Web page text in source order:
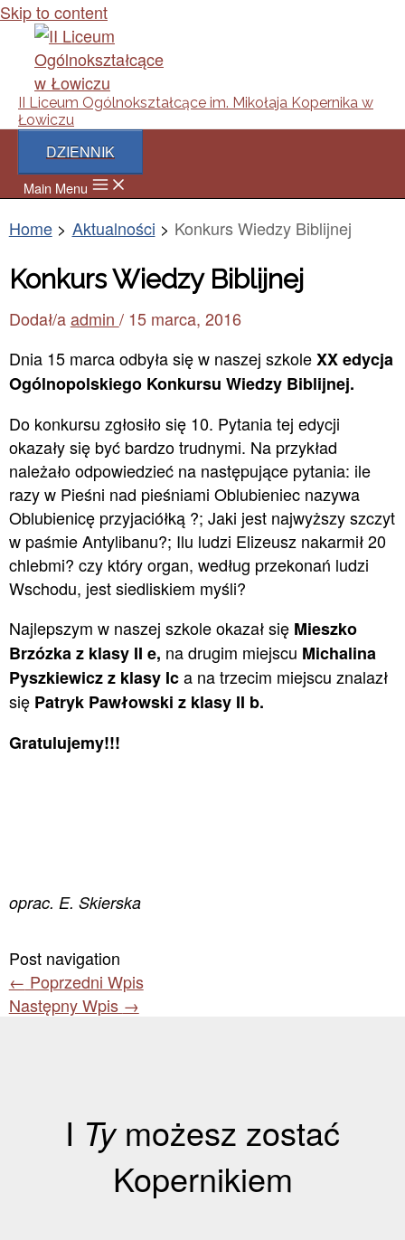
Skip to content
II Liceum Ogólnokształcące im. Mikołaja Kopernika w
Łowiczu
DZIENNIK
Main Menu
Home Aktualności Konkurs Wiedzy Biblijnej
Konkurs Wiedzy Biblijnej
Dodał/a admin / 15 marca, 2016
Dnia 15 marca odbyła się w naszej szkoleXX edycja
Ogólnopolskiego Konkursu Wiedzy Biblijnej.
Do konkursu zgłosiło się 10. Pytania tej edycji
okazały się być bardzo trudnymi. Na przykład
należało odpowiedzieć na następujące pytania: ile
razy w Pieśni nad pieśniami Oblubieniec nazywa
Oblubienicę przyjaciółką ?; Jaki jest najwyższy szczyt
w paśmie Antylibanu?; Ilu ludzi Elizeusz nakarmił 20
chlebmi? czy który organ, według przekonań ludzi
Wschodu, jest siedliskiem myśli?
Najlepszym w naszej szkole okazał się Mieszko
Brzózka z klasy II e, na drugim miejscu Michalina
Pyszkiewicz z klasy Ica na trzecim miejscu znalazł
sięPatryk Pawłowski z klasy II b.
Gratulujemy!!!
oprac. E. Skierska
Post navigation
← Poprzedni Wpis
Następny Wpis →
I Tymożesz zostać
Kopernikiem